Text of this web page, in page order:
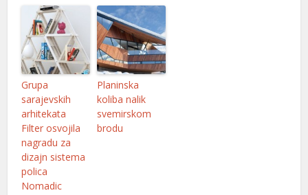
Grupa
sarajevskih
arhitekata
Filter osvojila
nagradu za
dizajn sistema
polica
Nomadic
Planinska
koliba nalik
svemirskom
brodu